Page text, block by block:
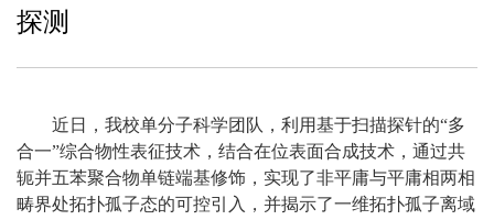
探测
近日，我校单分子科学团队，利用基于扫描探针的“多
合一”综合物性表征技术，结合在位表面合成技术，通过共
轭并五苯聚合物单链端基修饰，实现了非平庸与平庸相两相
畴界处拓扑孤子态的可控引入，并揭示了一维拓扑孤子离域